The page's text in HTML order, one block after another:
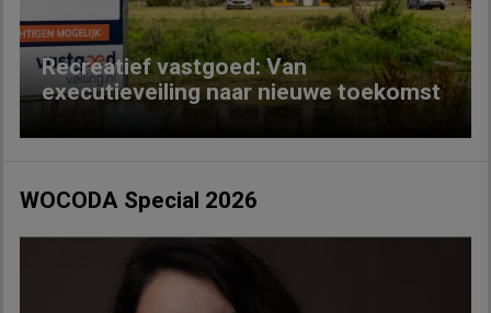
Recreatief vastgoed: Van
executieveiling naar nieuwe toekomst
WOCODA Special 2026